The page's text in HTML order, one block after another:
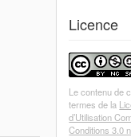
Licence
Le contenu de
termes de la
d’Utilisation
Conditions 3.0